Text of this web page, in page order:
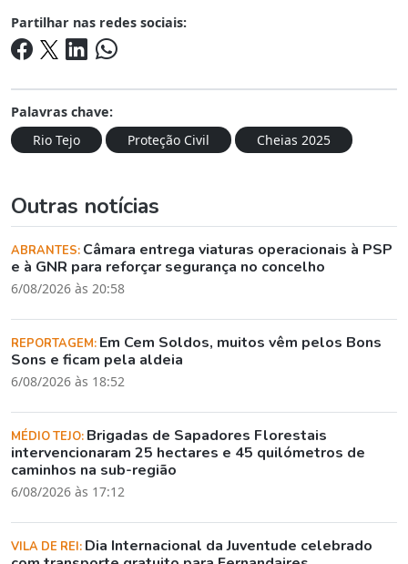
Partilhar nas redes sociais:
Palavras chave:
Rio Tejo
Proteção Civil Cheias 2025
Outras notícias
ABRANTES: Câmara entrega viaturas operacionais à PSP
e à GNR para reforçar segurança no concelho
6/08/2026 às 20:58
REPORTAGEM: Em Cem Soldos, muitos vêm pelos Bons
Sons e ficam pela aldeia
6/08/2026 às 18:52
MÉDIO TEJO: Brigadas de Sapadores Florestais
intervencionaram 25 hectares e 45 quilómetros de
caminhos na sub-região
6/08/2026 às 17:12
VILA DE REI: Dia Internacional da Juventude celebrado